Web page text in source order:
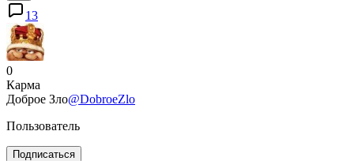
13
0
Карма
Доброе Зло@DobroeZlo
Пользователь
Подписаться